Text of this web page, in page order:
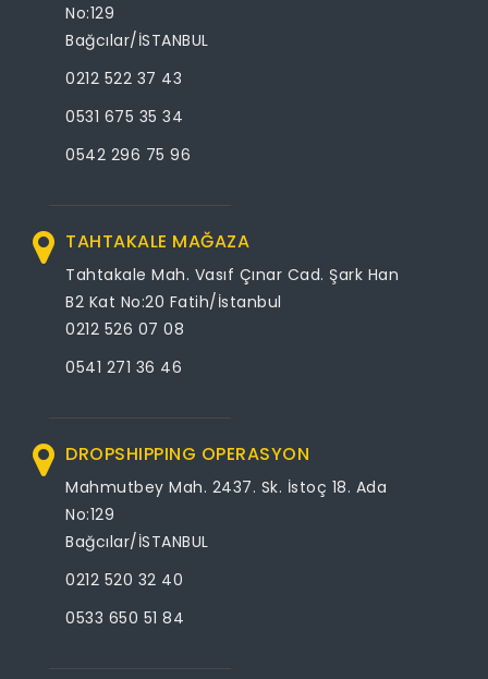
No:129
Bağcılar/İSTANBUL
0212 522 37 43
0531 675 35 34
0542 296 75 96
TAHTAKALE MAĞAZA
Tahtakale Mah. Vasıf Çınar Cad. Şark Han
B2 Kat No:20 Fatih/İstanbul
0212 526 07 08
0541 271 36 46
DROPSHIPPING OPERASYON
Mahmutbey Mah. 2437. Sk. İstoç 18. Ada
No:129
Bağcılar/İSTANBUL
0212 520 32 40
0533 650 51 84